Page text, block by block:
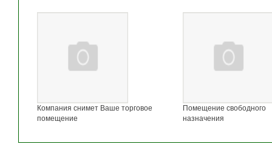
Компания снимет Ваше торговое
помещение
Помещение свободного
назначения